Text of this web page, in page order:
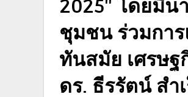
2025" โดยมีน
ชุมชน ร่วมกา
ทันสมัย เศรษ
ดร. ธีรรัตน์ ส